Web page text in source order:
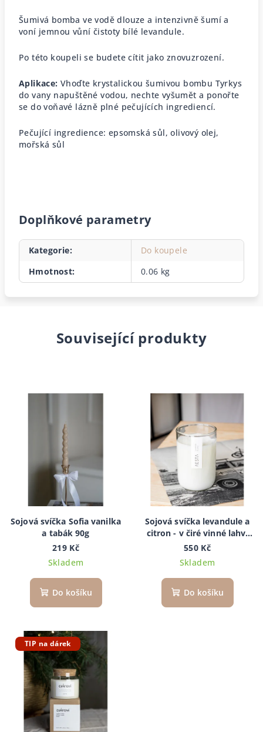
Šumivá bomba ve vodě dlouze a intenzivně šumí a
voní jemnou vůní čistoty bílé levandule.
Po této koupeli se budete cítit jako znovuzrození.
Aplikace: Vhoďte krystalickou šumivou bombu Tyrkys
do vany napuštěné vodou, nechte vyšumět a ponořte
se do voňavé lázně plné pečujících ingrediencí.
Pečující ingredience: epsomská sůl, olivový olej,
mořská sůl
Doplňkové parametry
Kategorie:
Do koupele
Hmotnost: 0.06 kg
Související produkty
Sojová svíčka Sofia vanilka
a tabák 90g
219 Kč
Skladem
Do košíku
Sojová svíčka levandule a
citron - v čiré vinné lahvi
350ml
550 Kč
Skladem
Do košíku
TIP na dárek